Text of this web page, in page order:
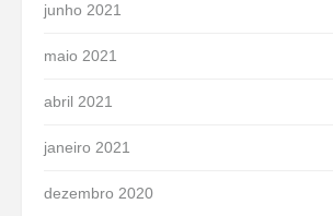
junho 2021
maio 2021
abril 2021
janeiro 2021
dezembro 2020